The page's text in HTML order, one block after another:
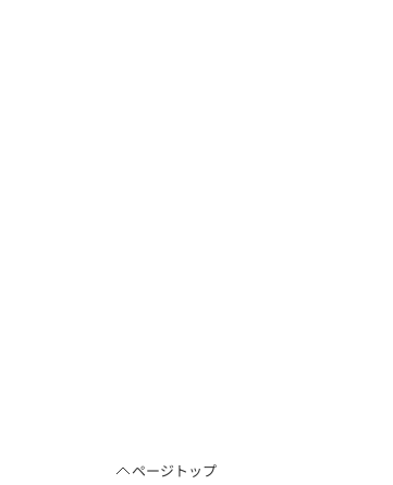
ページトップ